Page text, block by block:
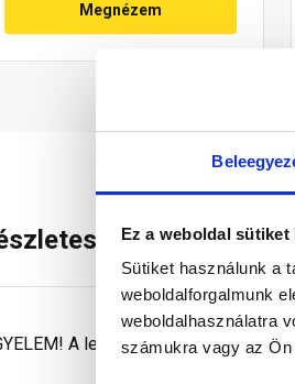
Ez a weboldal sütiket
Sütiket használunk a
weboldalforgalmunk
weboldalhasználatra
számukra vagy az
Megnézem
leírás
A leírás végén fontos